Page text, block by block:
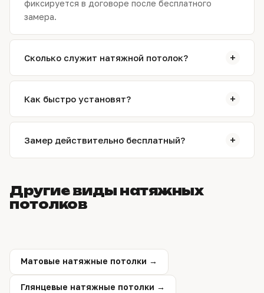
фиксируется в договоре после бесплатного
замера.
Сколько служит натяжной потолок? +
Качественное полотно служит 15–20 лет и более:
не желтеет, не трескается и не теряет
монтаж.
Как быстро установят? +
Обычно монтаж занимает от 2 до 5 часов и
выполняется за один выезд. Сложные конструкции
Замер действительно бесплатный? +
смету. Замер ни к чему не обязывает.
Другие виды натяжных
потолков
Матовые натяжные потолки →
Глянцевые натяжные потолки →